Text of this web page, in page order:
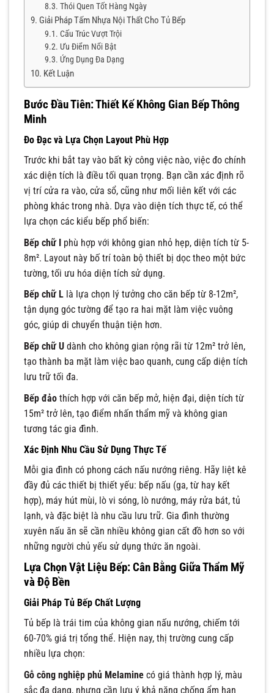
Thói Quen Tốt Hàng Ngày
Giải Pháp Tấm Nhựa Nội Thất Cho Tủ Bếp
Cấu Trúc Vượt Trội
Ưu Điểm Nổi Bật
Ứng Dụng Đa Dạng
Kết Luận
Bước Đầu Tiên: Thiết Kế Không Gian Bếp Thông
Minh
Đo Đạc và Lựa Chọn Layout Phù Hợp
Trước khi bắt tay vào bất kỳ công việc nào, việc đo chính
xác diện tích là điều tối quan trọng. Bạn cần xác định rõ
vị trí cửa ra vào, cửa sổ, cũng như mối liên kết với các
phòng khác trong nhà. Dựa vào diện tích thực tế, có thể
lựa chọn các kiểu bếp phổ biến:
Bếp chữ I phù hợp với không gian nhỏ hẹp, diện tích từ 5-
8m². Layout này bố trí toàn bộ thiết bị dọc theo một bức
tường, tối ưu hóa diện tích sử dụng.
Bếp chữ L là lựa chọn lý tưởng cho căn bếp từ 8-12m²,
tận dụng góc tường để tạo ra hai mặt làm việc vuông
góc, giúp di chuyển thuận tiện hơn.
Bếp chữ U dành cho không gian rộng rãi từ 12m² trở lên,
tạo thành ba mặt làm việc bao quanh, cung cấp diện tích
lưu trữ tối đa.
Bếp đảo thích hợp với căn bếp mở, hiện đại, diện tích từ
15m² trở lên, tạo điểm nhấn thẩm mỹ và không gian
tương tác gia đình.
Xác Định Nhu Cầu Sử Dụng Thực Tế
Mỗi gia đình có phong cách nấu nướng riêng. Hãy liệt kê
đầy đủ các thiết bị thiết yếu: bếp nấu (ga, từ hay kết
hợp), máy hút mùi, lò vi sóng, lò nướng, máy rửa bát, tủ
lạnh, và đặc biệt là nhu cầu lưu trữ. Gia đình thường
xuyên nấu ăn sẽ cần nhiều không gian cất đồ hơn so với
những người chủ yếu sử dụng thức ăn ngoài.
Lựa Chọn Vật Liệu Bếp: Cân Bằng Giữa Thẩm Mỹ
và Độ Bền
Giải Pháp Tủ Bếp Chất Lượng
Tủ bếp là trái tim của không gian nấu nướng, chiếm tới
60-70% giá trị tổng thể. Hiện nay, thị trường cung cấp
nhiều lựa chọn:
Gỗ công nghiệp phủ Melamine có giá thành hợp lý, màu
sắc đa dạng, nhưng cần lưu ý khả năng chống ẩm hạn